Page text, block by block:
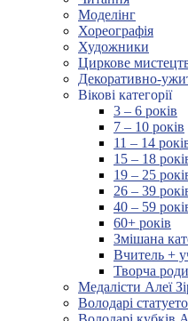
Моделінг
Хореографія
Художники
Циркове
Декоративно-
Вікові категорії
3 – 6 років
7 – 10 років
11 – 14
15 – 18
19 – 25
26 – 39
40 – 59
60+ років
Змішана
Вчитель +
Творча
Медалісти Алеї
Володарі